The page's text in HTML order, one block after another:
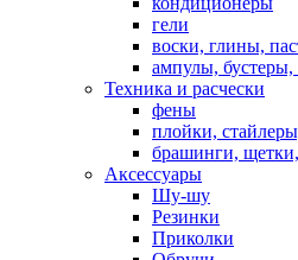
гели
воски, глины,
ампулы,
Техника и расчески
фены
плойки,
брашинги, щетки,
Аксессуары
Шу-шу
Резинки
Приколки